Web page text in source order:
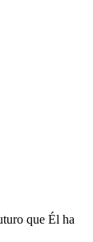
que Él ha